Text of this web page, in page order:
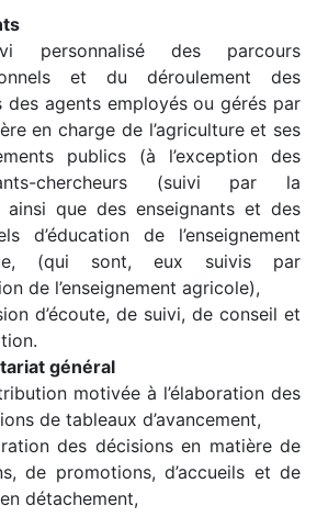
personnalisé des parcours
et du déroulement des
des agents employés ou gérés par
en charge de l’agriculture et ses
publics (à l’exception des
chercheurs (suivi par la
ainsi que des enseignants et des
d’éducation de l’enseignement
(qui sont, eux suivis par
de l’enseignement agricole),
d’écoute, de suivi, de conseil et
général
motivée à l’élaboration des
de tableaux d’avancement,
des décisions en matière de
de promotions, d’accueils et de
détachement,